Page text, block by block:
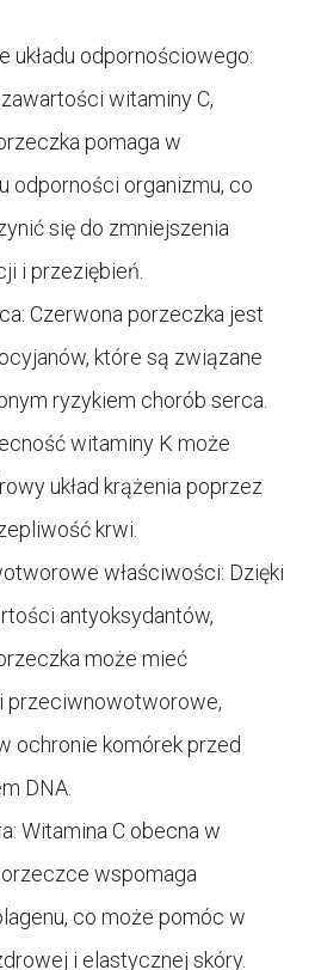
układu odpornościowego:
witaminy C,
pomaga w
odporności organizmu, co
się do zmniejszenia
i przeziębień.
Czerwona porzeczka jest
które są związane
ryzykiem chorób serca.
witaminy K może
układ krążenia poprzez
krwi.
właściwości: Dzięki
antyoksydantów,
może mieć
przeciwnowotworowe,
ochronie komórek przed
DNA.
Witamina C obecna w
wspomaga
co może pomóc w
i elastycznej skóry.